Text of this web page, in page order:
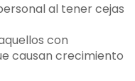
al tener cejas
con
causan crecimiento